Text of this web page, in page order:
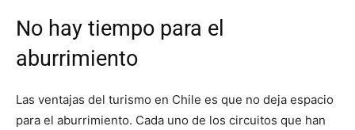
No hay tiempo para el
aburrimiento
Las ventajas del turismo en Chile es que no deja espacio
para el aburrimiento. Cada uno de los circuitos que han